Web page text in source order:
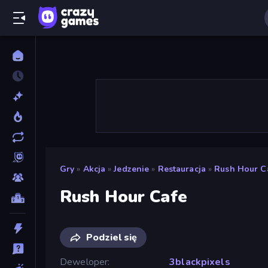
Gry » Akcja » Jedzenie » Restauracja » Rush Hour
Rush Hour Cafe
Podziel się
Deweloper
3blackpixels